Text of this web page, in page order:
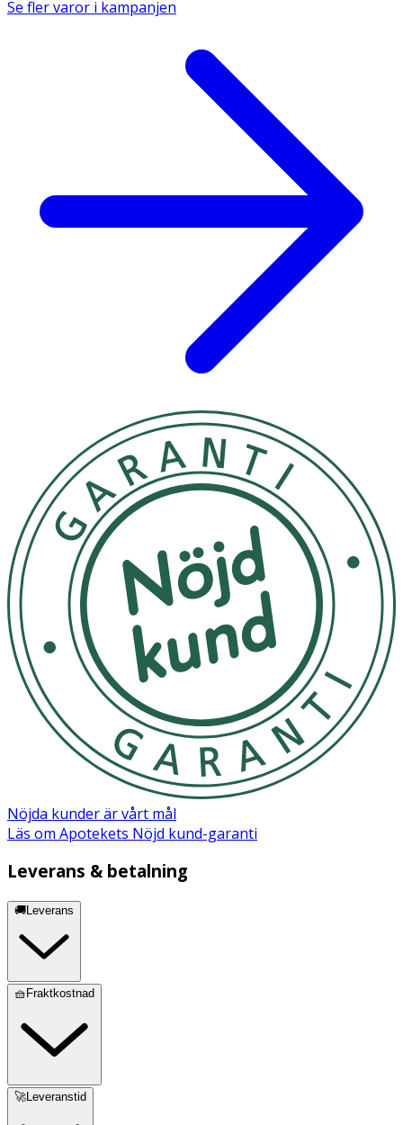
Sodium Laureth Sulfate, Sodium Chloride, Citric Acid,
Sodium Benzoate, Salicylic Acid
Se fler varor i kampanjen
Nöjda kunder är vårt mål
Läs om Apotekets Nöjd kund-garanti
Leverans & betalning
🚚Leverans
🧺Fraktkostnad
🚀Leveranstid